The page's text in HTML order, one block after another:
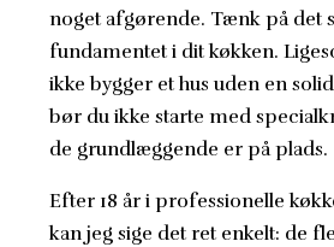
noget afgørende. Tænk på det
fundamentet i dit køkken.
ikke bygger et hus uden en
bør du ikke starte med
de grundlæggende er på plads.
Efter 18 år i professionelle
kan jeg sige det ret enkelt: de